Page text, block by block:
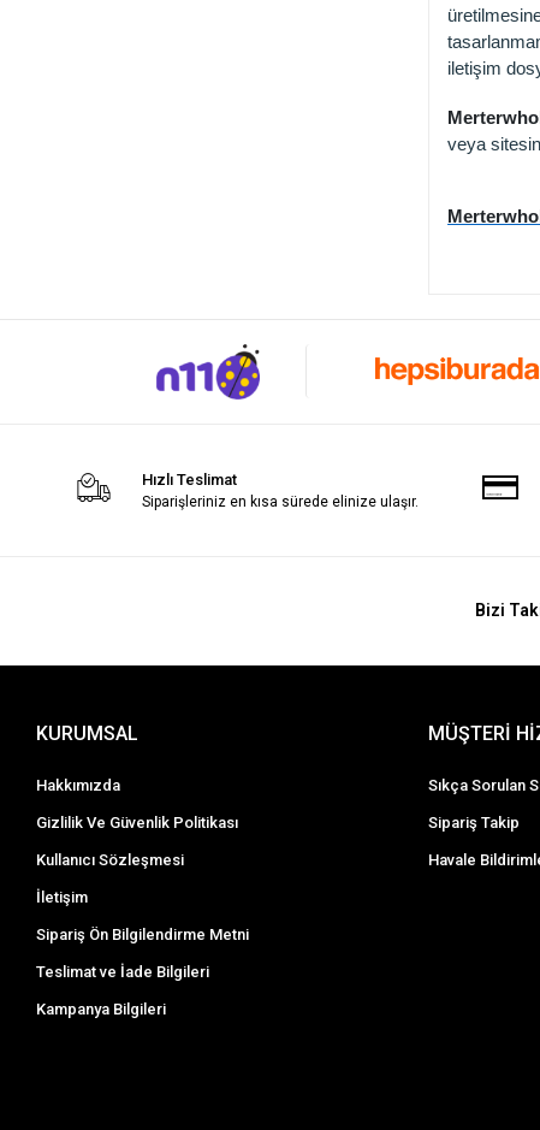
iletişim
veya
Hızlı Teslimat
Siparişleriniz en kısa sürede elinize ulaşır.
Bizi
KURUMSAL
Hakkımızda
Gizlilik Ve Güvenlik Politikası
Kullanıcı Sözleşmesi
İletişim
Sipariş Ön Bilgilendirme Metni
Teslimat ve İade Bilgileri
Kampanya Bilgileri
MÜŞTERİ
Sıkça Sorulan
Sipariş Takip
Havale